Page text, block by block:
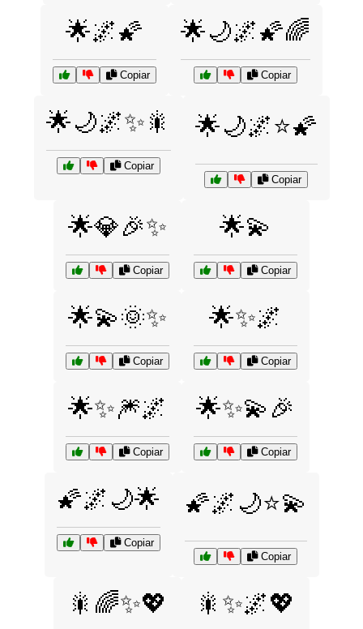
🌟🌌🌠
Copiar
🌟🌙🌌🌠🌈
Copiar
🌟🌙🌌✨🎇
Copiar
🌟🌙🌌⭐🌠
Copiar
🌟💎🎉✨
Copiar
🌟💫
Copiar
🌟💫🌞✨
Copiar
🌟✨🌌
Copiar
🌟✨🎆🌌
Copiar
🌟✨💫🎉
Copiar
🌠🌌🌙🌟
Copiar
🌠🌌🌙⭐💫
Copiar
🎇🌈✨💖 🎇✨🌌💖